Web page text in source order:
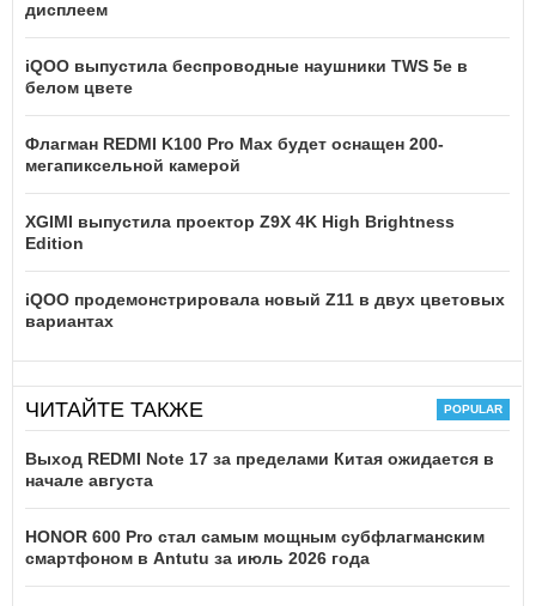
дисплеем
iQOO выпустила беспроводные наушники TWS 5e в
белом цвете
Флагман REDMI K100 Pro Max будет оснащен 200-
мегапиксельной камерой
XGIMI выпустила проектор Z9X 4K High Brightness
Edition
iQOO продемонстрировала новый Z11 в двух цветовых
вариантах
ЧИТАЙТЕ ТАКЖЕ
Выход REDMI Note 17 за пределами Китая ожидается в
начале августа
HONOR 600 Pro стал самым мощным субфлагманским
смартфоном в Antutu за июль 2026 года